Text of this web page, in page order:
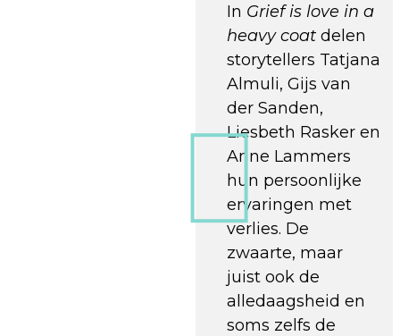
In Grief is love in a
heavy coat delen
storytellers Tatjana
Almuli, Gijs van
der Sanden,
Liesbeth Rasker en
Anne Lammers
hun persoonlijke
ervaringen met
verlies. De
zwaarte, maar
juist ook de
alledaagsheid en
soms zelfs de